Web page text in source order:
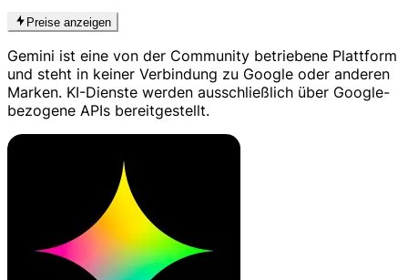
Preise anzeigen
Gemini ist eine von der Community betriebene Plattform
und steht in keiner Verbindung zu Google oder anderen
Marken. KI-Dienste werden ausschließlich über Google-
bezogene APIs bereitgestellt.